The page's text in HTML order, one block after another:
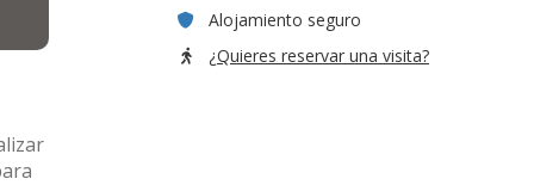
Alojamiento seguro
¿Quieres reservar una visita?